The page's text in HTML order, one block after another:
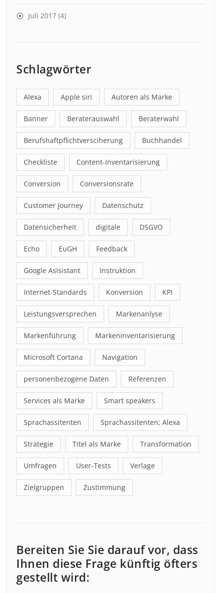
Juli 2017 (4)
Schlagwörter
Alexa Apple siri Autoren als Marke
Banner Beraterauswahl Beraterwahl
Berufshaftpflichtversciherung Buchhandel
Checkliste Content-Inventarisierung
Conversion Conversionsrate
Customer Journey Datenschutz
Datensicherheit digitale DSGVO
Echo EuGH Feedback
Google Asisistant Instruktion
Internet-Standards Konversion KPI
Leistungsversprechen Markenanlyse
Markenführung Markeninventarisierung
Microsoft Cortana Navigation
personenbezogene Daten Referenzen
Services als Marke Smart speakers
Sprachassitenten Sprachassitenten; Alexa
Strategie Titel als Marke Transformation
Umfragen User-Tests Verlage
Zielgruppen Zustimmung
Bereiten Sie Sie darauf vor, dass
Ihnen diese Frage künftig öfters
gestellt wird: